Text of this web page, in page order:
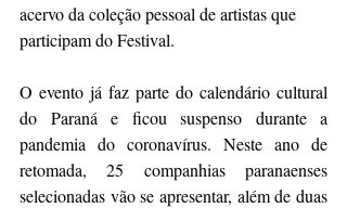
acervo da coleção pessoal de artistas que
participam do Festival.
O evento já faz parte do calendário cultural
do Paraná e ficou suspenso durante a
pandemia do coronavírus. Neste ano de
retomada, 25 companhias paranaenses
selecionadas vão se apresentar, além de duas